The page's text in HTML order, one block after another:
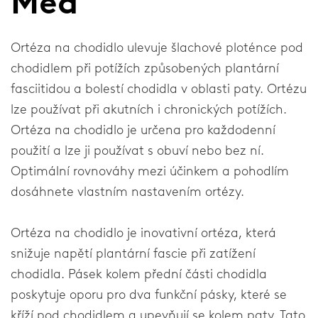
Rameno
Společnosti
O naší společnosti
Výzkum a vývoj
Všeobecné
Kontakt
Ortéza na chodidlo ulevuje šlachové ploténce pod
chodidlem při potížích způsobených plantární
fasciitidou a bolestí chodidla v oblasti paty. Ortézu
lze používat při akutních i chronických potížích.
Ortéza na chodidlo je určena pro každodenní
použití a lze ji používat s obuví nebo bez ní.
Optimální rovnováhy mezi účinkem a pohodlím
dosáhnete vlastním nastavením ortézy.
Ortéza na chodidlo je inovativní ortéza, která
snižuje napětí plantární fascie při zatížení
chodidla. Pásek kolem přední části chodidla
poskytuje oporu pro dva funkční pásky, které se